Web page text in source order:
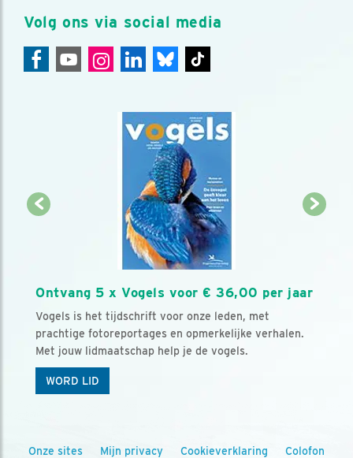
Volg ons via social media
Ontvang 5 x Vogels voor € 36,00 per jaar
Vogels is het tijdschrift voor onze leden, met
prachtige fotoreportages en opmerkelijke verhalen.
Met jouw lidmaatschap help je de vogels.
WORD LID
Onze sites Mijn privacy Cookieverklaring Colofon